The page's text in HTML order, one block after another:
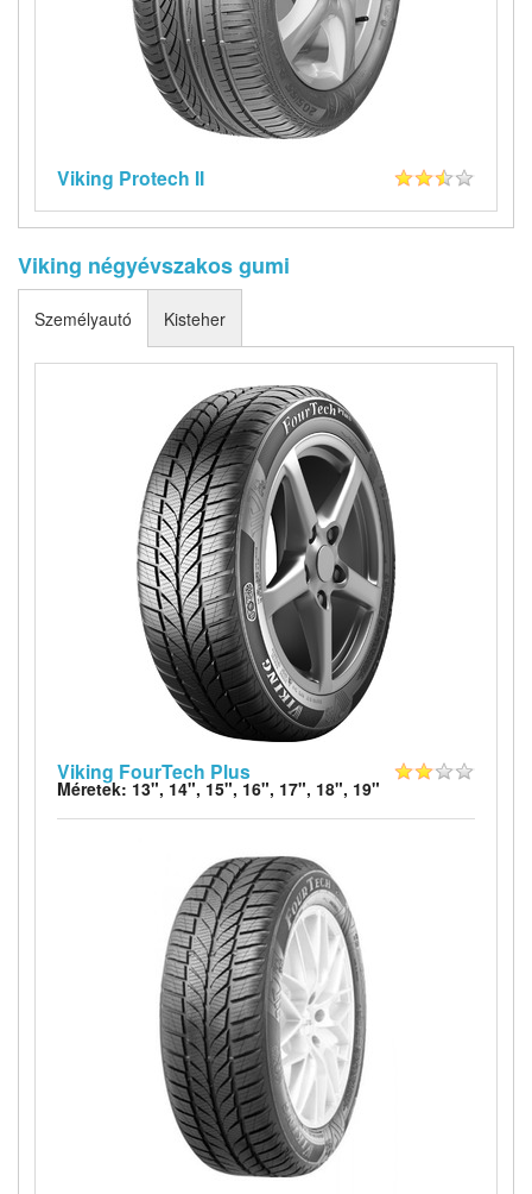
Viking Protech II
Viking négyévszakos gumi
Személyautó
Viking FourTech Plus
Méretek: 13", 14", 15", 16", 17", 18", 19"
Kisteher